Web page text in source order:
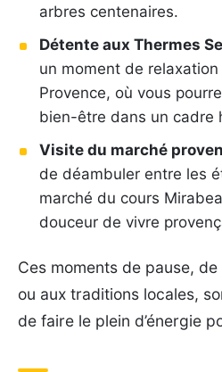
arbres centenaires.
Détente aux Thermes
un moment de
Provence, où vous
bien-être dans un cadre
Visite du marché
de déambuler entre les
marché du cours
douceur de vivre
Ces moments de pause,
ou aux traditions locales,
de faire le plein d’énergie